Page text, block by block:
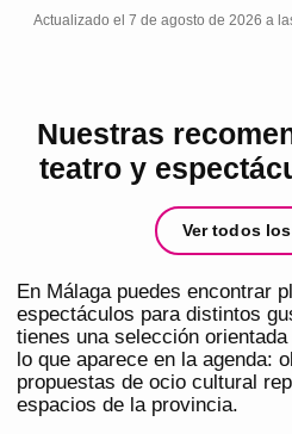
Actualizado el 7 de agosto de 2026 a
Nuestras
teatro y
Ver todos
En Málaga puedes encontrar
espectáculos para distintos
tienes una selección
lo que aparece en la agenda:
propuestas de ocio cultural
espacios de la provincia.